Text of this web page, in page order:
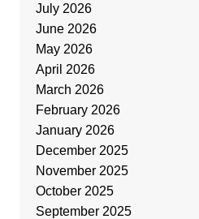
July 2026
June 2026
May 2026
April 2026
March 2026
February 2026
January 2026
December 2025
November 2025
October 2025
September 2025